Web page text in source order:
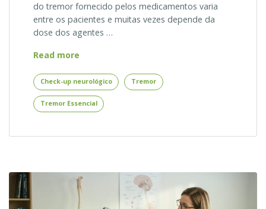
do tremor fornecido pelos medicamentos varia
entre os pacientes e muitas vezes depende da
dose dos agentes …
Read more
Tratamento
Check-up neurológico Tremor
Tremor Essencial